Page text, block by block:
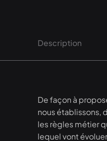
Description
De façon à
nous établissons,
les règles métier
lequel vont